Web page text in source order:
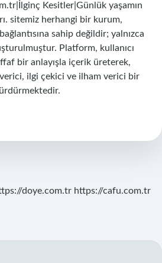
Kesitler|Günlük yaşamın
sitemiz herhangi bir kurum,
sahip değildir; yalnızca
Platform, kullanıcı
bir anlayışla içerik üreterek,
ilgi çekici ve ilham verici bir
doye.com.tr https://cafu.com.tr